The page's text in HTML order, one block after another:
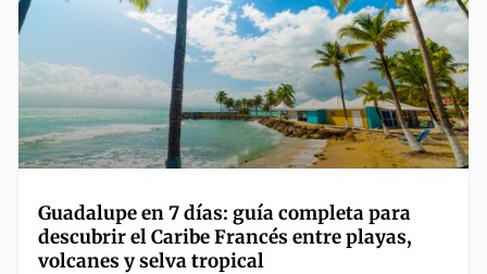
Guadalupe en 7 días: guía completa para
descubrir el Caribe Francés entre playas,
volcanes y selva tropical